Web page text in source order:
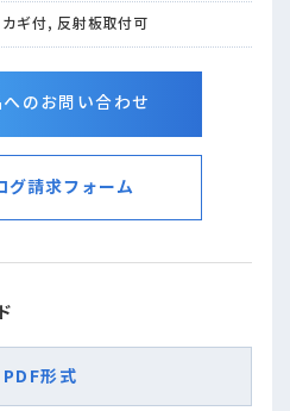
カギ付, 反射板取付可
のお問い合わせ
グ請求フォーム
PDF形式